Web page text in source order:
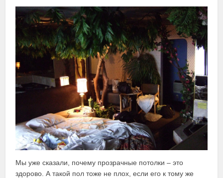
Мы уже сказали, почему прозрачные потолки – это
здорово. А такой пол тоже не плох, если его к тому же